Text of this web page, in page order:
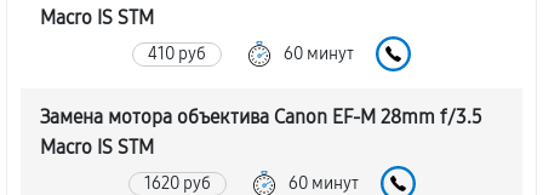
Macro IS STM
410 руб 60 минут
Замена мотора объектива Canon EF-M 28mm f/3.5
Macro IS STM
1620 руб 60 минут